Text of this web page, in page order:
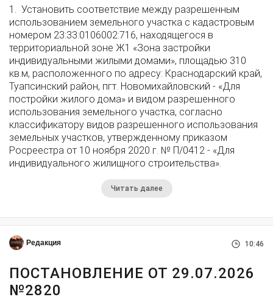
1. Установить соответствие между разрешенным
использованием земельного участка с кадастровым
номером 23:33:0106002:716, находящегося в
территориальной зоне Ж1 «Зона застройки
индивидуальными жилыми домами», площадью 310
кв.м, расположенного по адресу: Краснодарский край,
Туапсинский район, пгт. Новомихайловский - «Для
постройки жилого дома» и видом разрешенного
использования земельного участка, согласно
классификатору видов разрешенного использования
земельных участков, утвержденному приказом
Росреестра от 10 ноября 2020 г. № П/0412 - «Для
индивидуального жилищного строительства».
Читать далее
Редакция 10:46
ПОСТАНОВЛЕНИЕ ОТ 29.07.2026
№2820